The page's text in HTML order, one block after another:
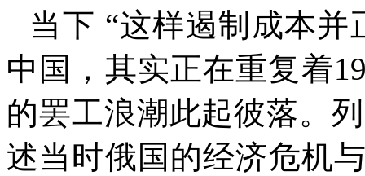
当下 “这样遏制成本并
中国，其实正在重复着
的罢工浪潮此起彼落。
述当时俄国的经济危机